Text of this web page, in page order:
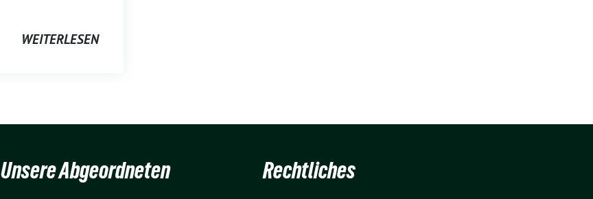
WEITERLESEN
Unsere Abgeordneten Rechtliches